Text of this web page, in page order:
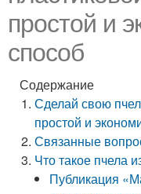
простой и
способ
Содержание
Сделай свою
простой и
Связанные
Что такое пчела
Публикация